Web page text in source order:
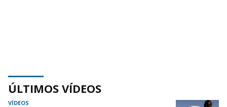
ÚLTIMOS VÍDEOS
VÍDEOS